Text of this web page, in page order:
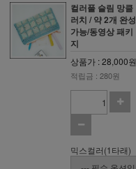
컬러풀 슬림 망클
러치 / 약 2개 완성
가능/동영상 패키
지
상품가 : 28,000원
적립금 : 280원
믹스컬러(1타래)